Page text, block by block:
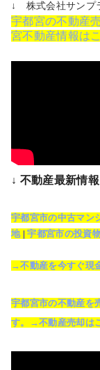
↓ 株式会社サン
宇都宮の不動産
宮不動産情報は
↓ 不動産最新情報
宇都宮市の中古マン
地|宇都宮市の投資
→不動産を今すぐ現
宇都宮市の不動産を
す。→不動産売却は